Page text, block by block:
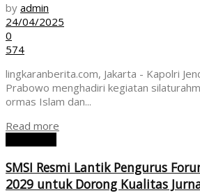
by admin
24/04/2025
0
574
lingkaranberita.com, Jakarta - Kapolri
Prabowo menghadiri kegiatan
ormas Islam dan...
Read more
SMSI Resmi Lantik Pengurus
2029 untuk Dorong Kualitas